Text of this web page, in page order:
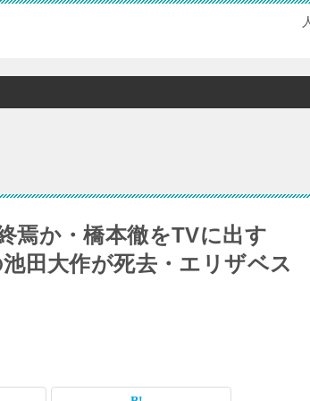
焉か・橋本徹をTVに出す
田大作が死去・エリザベス